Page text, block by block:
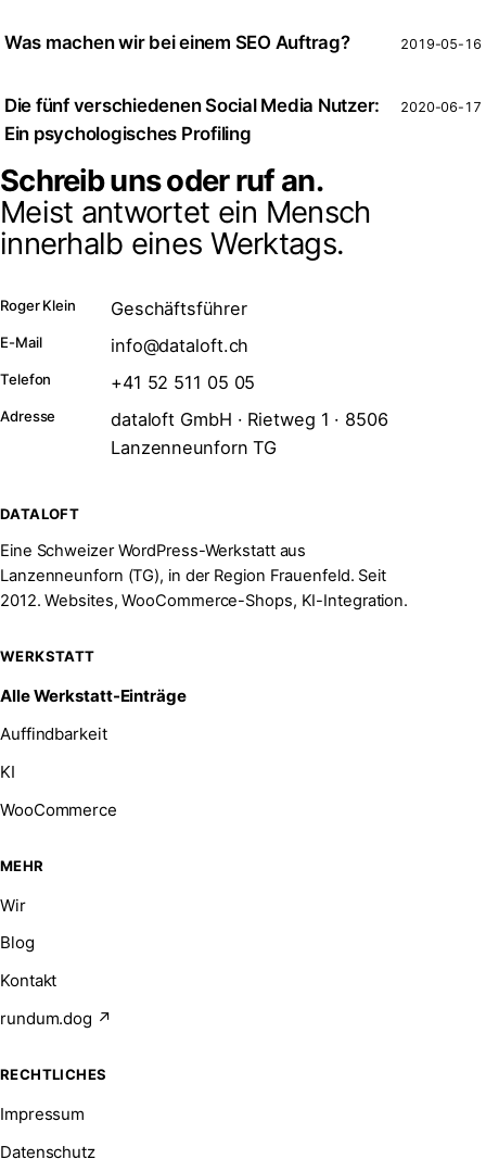
Was machen wir bei einem SEO Auftrag? 2019-05-16
Die fünf verschiedenen Social Media Nutzer:
Ein psychologisches Profiling
2020-06-17
Schreib uns oder ruf an.
Meist antwortet ein Mensch
innerhalb eines Werktags.
Roger Klein Geschäftsführer
E-Mail info@dataloft.ch
Telefon +41 52 511 05 05
Adresse
dataloft GmbH · Rietweg 1 · 8506
Lanzenneunforn TG
DATALOFT
Eine Schweizer WordPress-Werkstatt aus
Lanzenneunforn (TG), in der Region Frauenfeld. Seit
2012. Websites, WooCommerce-Shops, KI-Integration.
WERKSTATT
Alle Werkstatt-Einträge
Auffindbarkeit
KI
WooCommerce
MEHR
Wir
Blog
Kontakt
rundum.dog ↗
RECHTLICHES
Impressum
Datenschutz